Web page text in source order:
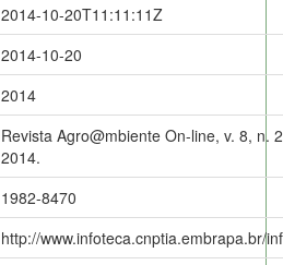
2014-10-20T11:11:11Z
2014-10-20
2014
Revista Agro@mbiente On-line, v. 8, n.
2014.
1982-8470
http://www.infoteca.cnptia.embrapa.br/